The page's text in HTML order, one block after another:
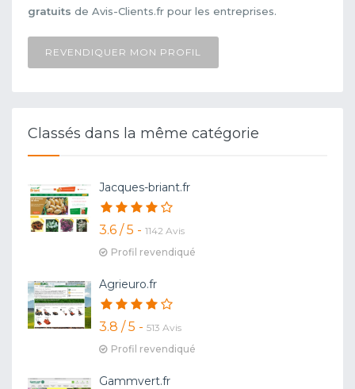
gratuits de Avis-Clients.fr pour les entreprises.
REVENDIQUER MON PROFIL
Classés dans la même catégorie
Jacques-briant.fr
3.6 / 5 - 1142 Avis
Profil revendiqué
Agrieuro.fr
3.8 / 5 - 513 Avis
Profil revendiqué
Gammvert.fr